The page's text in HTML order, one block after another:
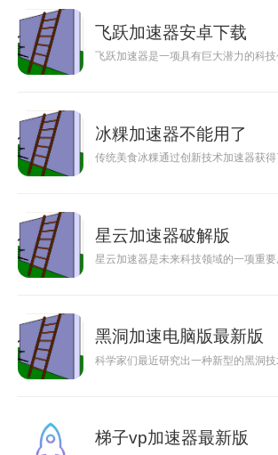
飞跃加速器安卓下载
飞跃加速器是一项具有巨大潜力的科
冰粿加速器不能用了
传统美食冰粿通过创新技术加速器获
星云加速器破解版
星云加速器是未来科技领域的一项重
黑洞加速电脑版最新版
科学家们最近研究出一种新型的黑洞
梯子vp加速器最新版